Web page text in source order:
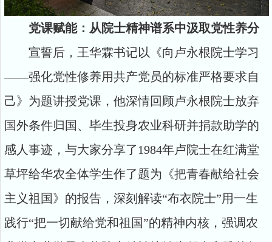
党课赋能：从院士精神谱系中汲取党性养分
宣誓后，王华霖书记以《向卢永根院士学习
——强化党性修养用共产党员的标准严格要求自
己》为题讲授党课，他深情回顾卢永根院士放弃
国外条件归国、毕生投身农业科研并捐款助学的
感人事迹，与大家分享了1984年卢院士在红满堂
草坪给华农全体学生作了题为《把青春献给社会
主义祖国》的报告，深刻解读“布衣院士”用一生
践行“把一切献给党和祖国”的精神内核，强调农